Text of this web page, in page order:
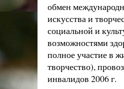
обмен
искусства и
социальной и
возможностями
полное участие в
творчество),
инвалидов 2006 г.